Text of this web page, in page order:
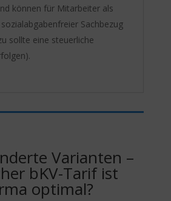
können für Mitarbeiter als
Sachbezug
sollte eine steuerliche
Varianten –
bKV-Tarif ist
optimal?